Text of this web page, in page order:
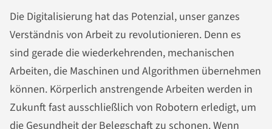
Die Digitalisierung hat das Potenzial, unser ganzes
Verständnis von Arbeit zu revolutionieren. Denn es
sind gerade die wiederkehrenden, mechanischen
Arbeiten, die Maschinen und Algorithmen übernehmen
können. Körperlich anstrengende Arbeiten werden in
Zukunft fast ausschließlich von Robotern erledigt, um
die Gesundheit der Belegschaft zu schonen. Wenn